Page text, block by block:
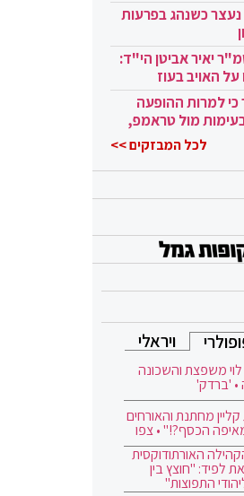
נער בן 15 נעצר כשנהג בפרעות
יאיר אביטן הי"ד:
האויב בעוז
כי למרות ההופעה
מול טראמפ,
לכל המבזקים >>
ויראלי
משפצת והשכונה
'ברדק'
מחתנת והאורחים
הכסף?!" • צפו
האורתודוקסית
לפיד: "חוצץ בין
התפוצות"